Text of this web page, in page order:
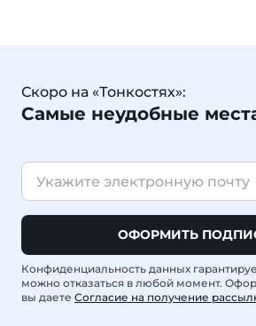
Скоро на «Тонкостях»:
Самые неудобные
ОФОРМИТЬ
Конфиденциальность данных
можно отказаться в любой момент.
вы даете Согласие на получение